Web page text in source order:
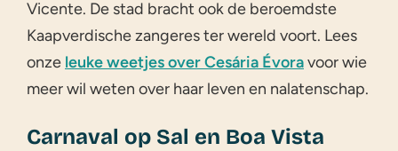
Vicente. De stad bracht ook de beroemdste
Kaapverdische zangeres ter wereld voort. Lees
onze leuke weetjes over Cesária Évoravoor wie
meer wil weten over haar leven en nalatenschap.
Carnaval op Sal en Boa Vista